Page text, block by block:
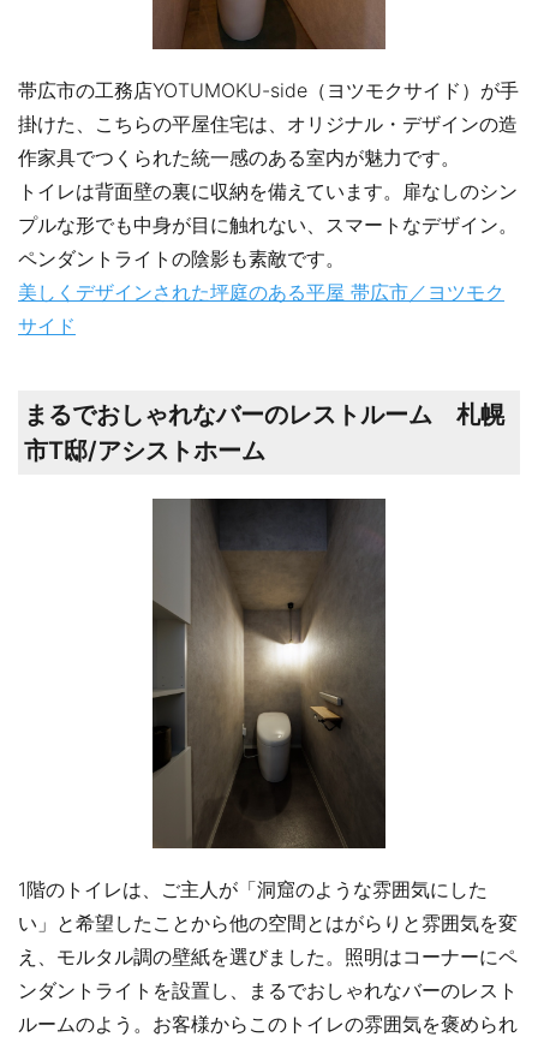
帯広市の工務店YOTUMOKU-side（ヨツモクサイド）が手
掛けた、こちらの平屋住宅は、オリジナル・デザインの造
作家具でつくられた統一感のある室内が魅力です。
トイレは背面壁の裏に収納を備えています。扉なしのシン
プルな形でも中身が目に触れない、スマートなデザイン。
ペンダントライトの陰影も素敵です。
美しくデザインされた坪庭のある平屋 帯広市／ヨツモク
サイド
まるでおしゃれなバーのレストルーム 札幌
市T邸/アシストホーム
1階のトイレは、ご主人が「洞窟のような雰囲気にした
い」と希望したことから他の空間とはがらりと雰囲気を変
え、モルタル調の壁紙を選びました。照明はコーナーにペ
ンダントライトを設置し、まるでおしゃれなバーのレスト
ルームのよう。お客様からこのトイレの雰囲気を褒められ